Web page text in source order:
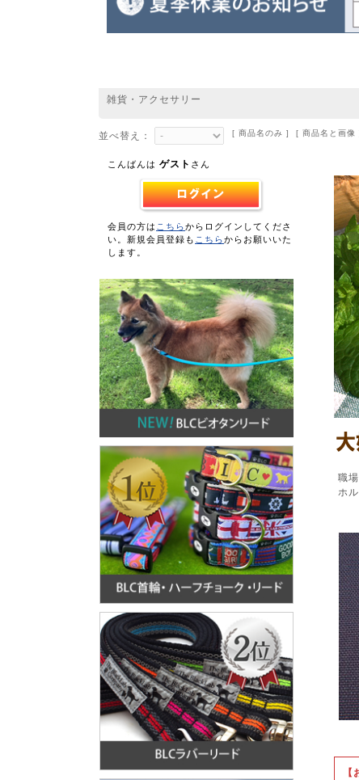
雑貨・アクセサリー
並べ替え： [ 商品名のみ ] [ 商品名と画
職
ホ
【
こんばんは ゲスト さん
会員の方は こちらからログインしてくださ
い。新規会員登録も こちらからお願いいた
します。